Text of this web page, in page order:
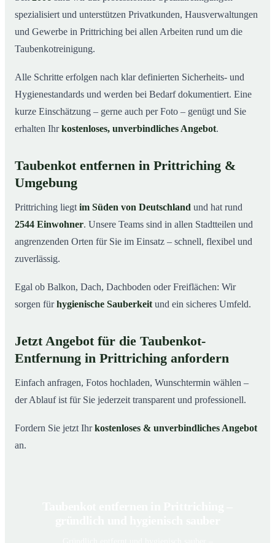
spezialisiert und unterstützen Privatkunden, Hausverwaltungen
und Gewerbe in Prittriching bei allen Arbeiten rund um die
Taubenkotreinigung.
Alle Schritte erfolgen nach klar definierten Sicherheits- und
Hygienestandards und werden bei Bedarf dokumentiert. Eine
kurze Einschätzung – gerne auch per Foto – genügt und Sie
erhalten Ihrkostenloses, unverbindliches Angebot.
Taubenkot entfernen in Prittriching &
Umgebung
Prittriching liegt im Süden von Deutschland und hat rund
2544 Einwohner. Unsere Teams sind in allen Stadtteilen und
angrenzenden Orten für Sie im Einsatz – schnell, flexibel und
zuverlässig.
Egal ob Balkon, Dach, Dachboden oder Freiflächen: Wir
sorgen fürhygienische Sauberkeit und ein sicheres Umfeld.
Jetzt Angebot für die Taubenkot-
Entfernung in Prittriching anfordern
Einfach anfragen, Fotos hochladen, Wunschtermin wählen –
der Ablauf ist für Sie jederzeit transparent und professionell.
Fordern Sie jetzt Ihrkostenloses & unverbindliches Angebot
an.